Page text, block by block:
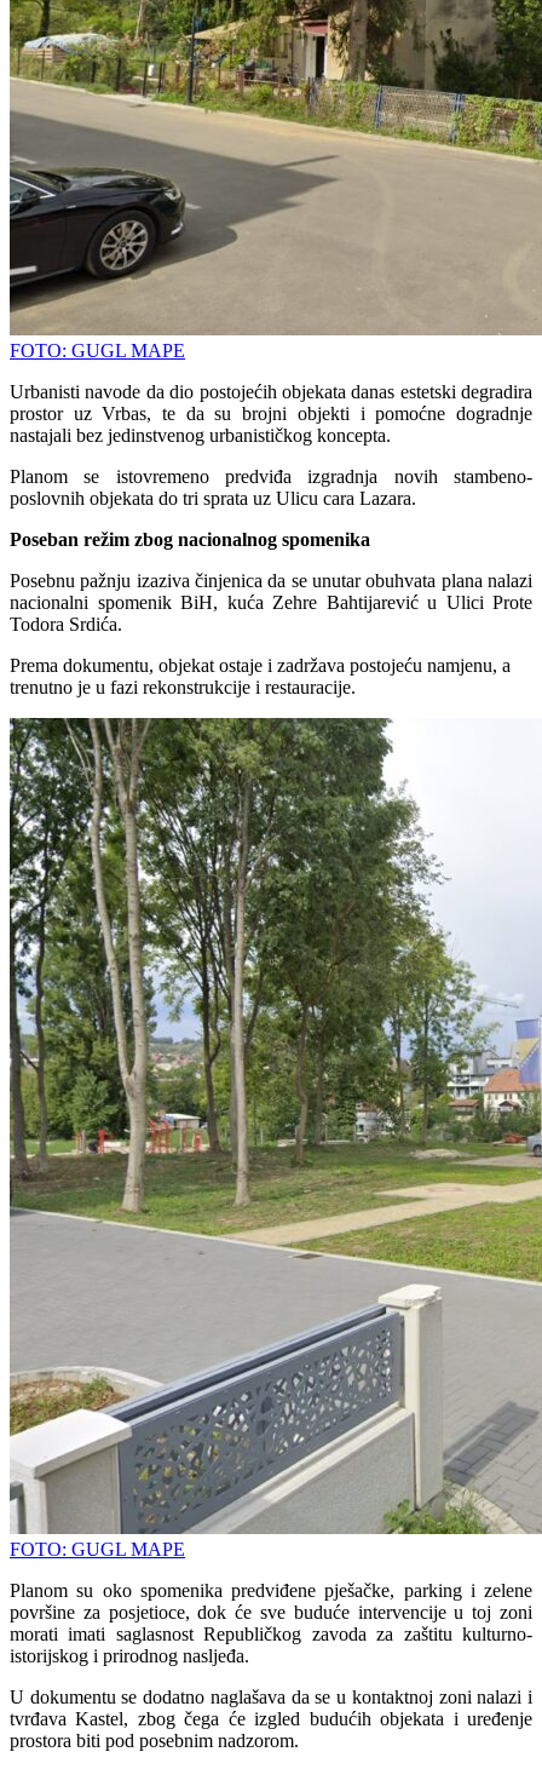
FOTO: GUGL MAPE
Urbanisti navode da dio postojećih objekata danas estetski degradira
prostor uz Vrbas, te da su brojni objekti i pomoćne dogradnje
nastajali bez jedinstvenog urbanističkog koncepta.
Planom se istovremeno predviđa izgradnja novih stambeno-
poslovnih objekata do tri sprata uz Ulicu cara Lazara.
Poseban režim zbog nacionalnog spomenika
Posebnu pažnju izaziva činjenica da se unutar obuhvata plana nalazi
nacionalni spomenik BiH, kuća Zehre Bahtijarević u Ulici Prote
Todora Srdića.
Prema dokumentu, objekat ostaje i zadržava postojeću namjenu, a
trenutno je u fazi rekonstrukcije i restauracije.
FOTO: GUGL MAPE
Planom su oko spomenika predviđene pješačke, parking i zelene
površine za posjetioce, dok će sve buduće intervencije u toj zoni
morati imati saglasnost Republičkog zavoda za zaštitu kulturno-
istorijskog i prirodnog nasljeđa.
U dokumentu se dodatno naglašava da se u kontaktnoj zoni nalazi i
tvrđava Kastel, zbog čega će izgled budućih objekata i uređenje
prostora biti pod posebnim nadzorom.